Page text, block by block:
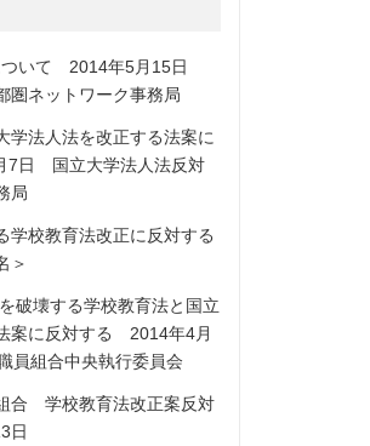
ついて 2014年5月15日
圏ネットワーク事務局
学法人法を改正する法案に
7日 国立大学法人法反対
局
学校教育法改正に反対する
＞
破壊する学校教育法と国立
案に反対する 2014年4月
員組合中央執行委員会
合 学校教育法改正案反対
日